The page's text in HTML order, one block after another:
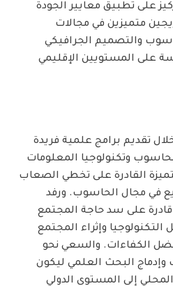
على تطبيق معايير الجودة
متميزين في مجالات
والتصميم الجرافيكي
على المستويين الإقليمي
تقديم برامج علمية فريدة
وتكنولوجيا المعلومات
القادرة على تخطي الصعاب
في مجال الحاسوب. ورفد
على سد حاجة المجتمع
وإثراء المجتمع
الكفاءات. والسعي نحو
وإدماج البحث العلمي ليكون
إلى المستوى الدولي